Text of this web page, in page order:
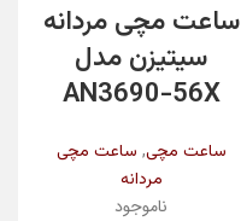
ساعت مچی مردانه
سیتیزن مدل
AN3690-56X
ساعت مچی, ساعت مچی
مردانه
ناموجود